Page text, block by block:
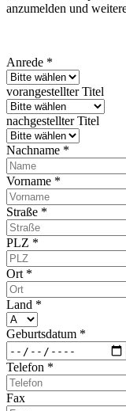
anzumelden und
Anrede *
vorangestellter Titel
nachgestellter Titel
Nachname *
Vorname *
Straße *
PLZ *
Ort *
Land *
Geburtsdatum *
Telefon *
Fax